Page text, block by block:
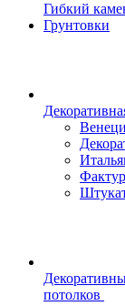
Гибкий
Грунтовки
потолков